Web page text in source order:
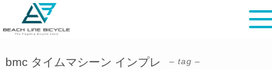
bmc タイムマシーン インプレ – tag –